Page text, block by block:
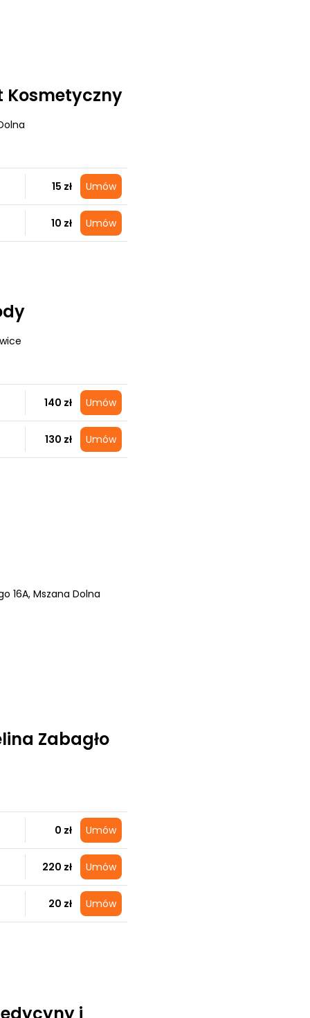
Kosmetyczny
15 zł Umów
10 zł Umów
140 zł Umów
130 zł Umów
16A, Mszana Dolna
Zabagło
0 zł Umów
220 zł Umów
20 zł Umów